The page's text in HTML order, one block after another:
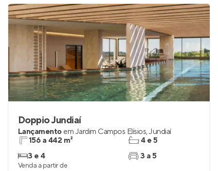
Doppio Jundiaí
Lançamento em Jardim Campos Elísios,Jundiaí
156 a 442 m²
3 e 4
4 e 5
3 a 5
Venda a partir de